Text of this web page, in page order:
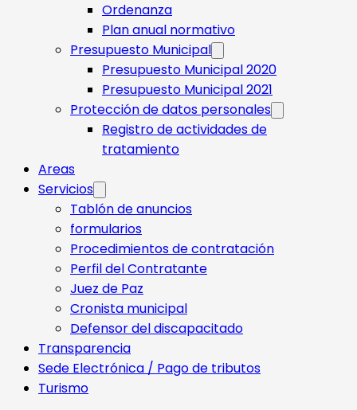
Ordenanza
Plan anual normativo
Presupuesto Municipal
Presupuesto Municipal 2020
Presupuesto Municipal 2021
Protección de datos personales
Registro de actividades de
tratamiento
Areas
Servicios
Tablón de anuncios
formularios
Procedimientos de contratación
Perfil del Contratante
Juez de Paz
Cronista municipal
Defensor del discapacitado
Transparencia
Sede Electrónica / Pago de tributos
Turismo